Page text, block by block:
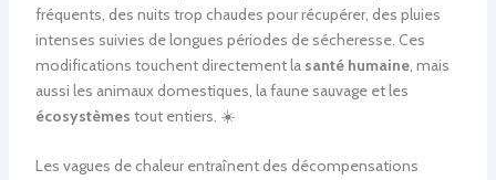
fréquents, des nuits trop chaudes pour récupérer, des pluies
intenses suivies de longues périodes de sécheresse. Ces
modifications touchent directement la santé humaine, mais
aussi les animaux domestiques, la faune sauvage et les
écosystèmes tout entiers. ☀️
Les vagues de chaleur entraînent des décompensations